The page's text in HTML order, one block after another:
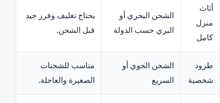
أثاث
منزل
كامل
الشحن البحري أو
البري حسب الدولة
يحتاج تغليف وفرز جيد
قبل الشحن.
طرود
شخصية
الشحن الجوي أو
السريع
مناسب للشحنات
الصغيرة والعاجلة.